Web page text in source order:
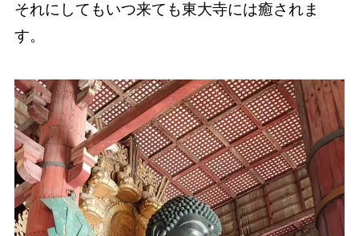
それにしてもいつ来ても東大寺には癒されま
す。